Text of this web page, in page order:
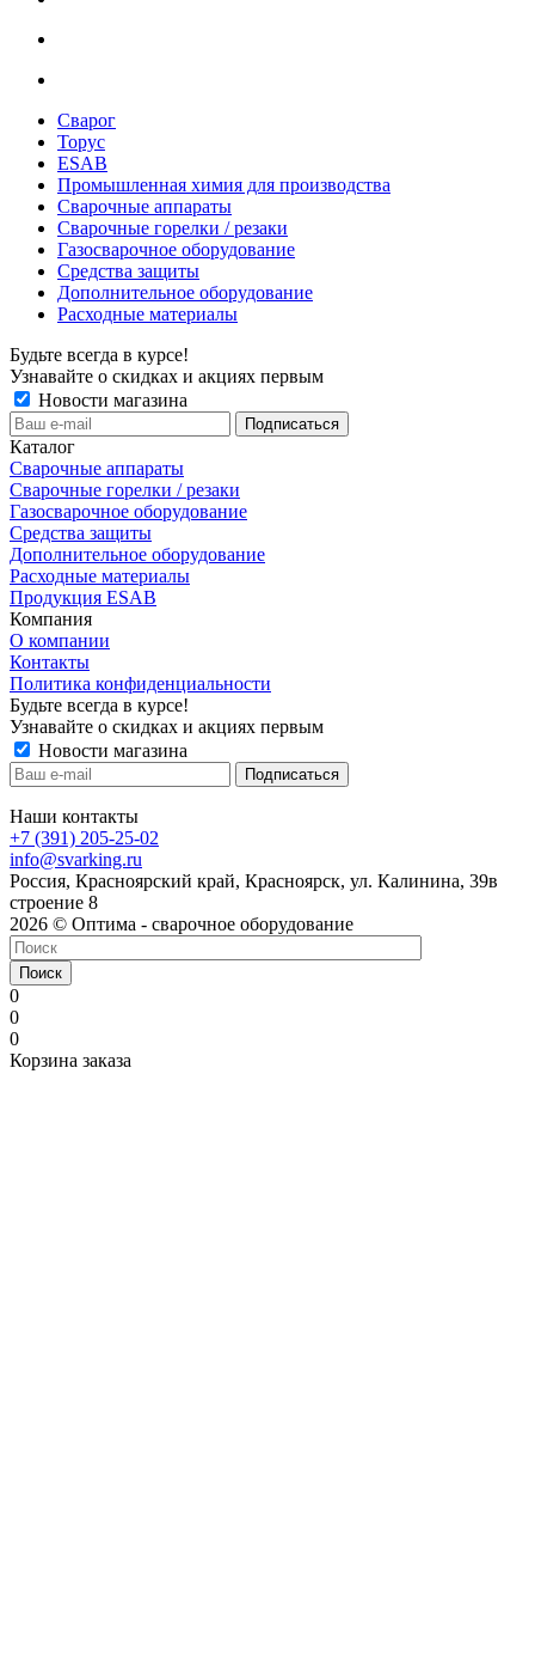
Сварог
Торус
ESAB
Промышленная химия для производства
Сварочные аппараты
Сварочные горелки / резаки
Газосварочное оборудование
Средства защиты
Дополнительное оборудование
Расходные материалы
Будьте всегда в курсе!
Узнавайте о скидках и акциях первым
Новости магазина
Каталог
Сварочные аппараты
Сварочные горелки / резаки
Газосварочное оборудование
Средства защиты
Дополнительное оборудование
Расходные материалы
Продукция ESAB
Компания
О компании
Контакты
Политика конфиденциальности
Будьте всегда в курсе!
Узнавайте о скидках и акциях первым
Новости магазина
Наши контакты
+7 (391) 205-25-02
info@svarking.ru
Россия, Красноярский край, Красноярск, ул. Калинина, 39в
строение 8
2026 © Оптима - сварочное оборудование
Поиск
0
0
0
Корзина заказа